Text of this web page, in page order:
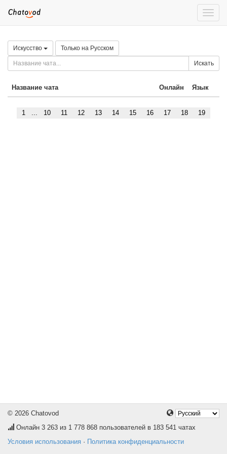
Toggle
Искусство Только на Русском
Искать
Название чата Онлайн Язык
1 ... 10 11 12 13 14 15 16 17 18 19
© 2026 Chatovod
Онлайн 3 263 из 1 778 868 пользователей в 183 541 чатах
Условия использования · Политика конфиденциальности